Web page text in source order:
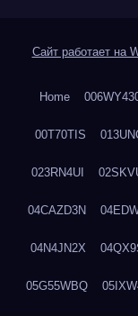
Сайт работает на
Home
00T70TIS
023RN4UI
04CAZD3N
04N4JN2X
05G55WBQ